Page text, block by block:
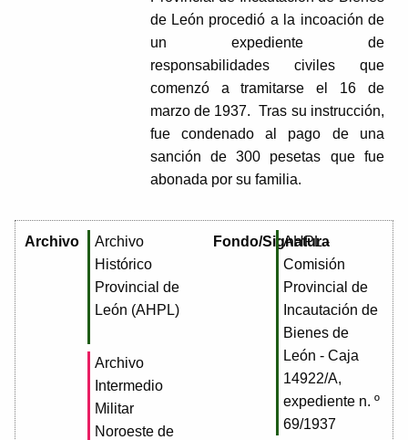
de León procedió a la incoación de
un expediente de
responsabilidades civiles que
comenzó a tramitarse el 16 de
marzo de 1937. Tras su instrucción,
fue condenado al pago de una
sanción de 300 pesetas que fue
abonada por su familia.
Archivo
Archivo
Histórico
Provincial de
León (AHPL)
Archivo
Intermedio
Militar
Noroeste de
Fondo/Signatura
AHPL -
Comisión
Provincial de
Incautación de
Bienes de
León - Caja
14922/A,
expediente n. º
69/1937